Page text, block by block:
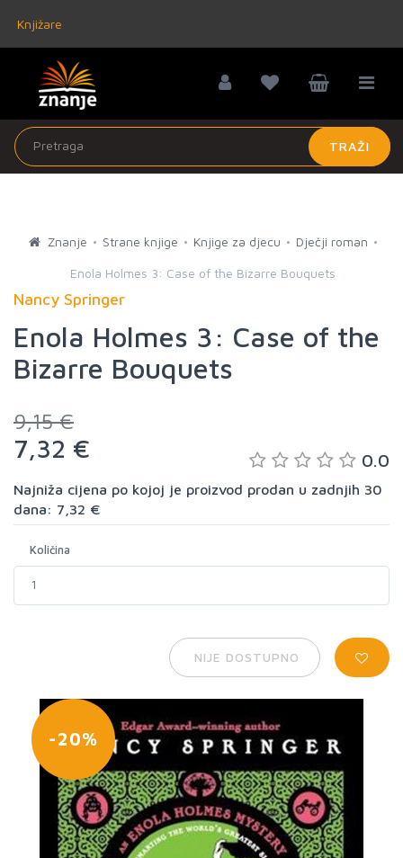
Knjižare
TRAŽI
Znanje Strane knjige Knjige za djecu Dječji roman
Enola Holmes 3: Case of the Bizarre Bouquets
Nancy Springer
Enola Holmes 3: Case of the
Bizarre Bouquets
9,15 €
7,32 € 0.0
Najniža cijena po kojoj je proizvod prodan u zadnjih 30
dana: 7,32 €
Količina
NIJE DOSTUPNO
-20%